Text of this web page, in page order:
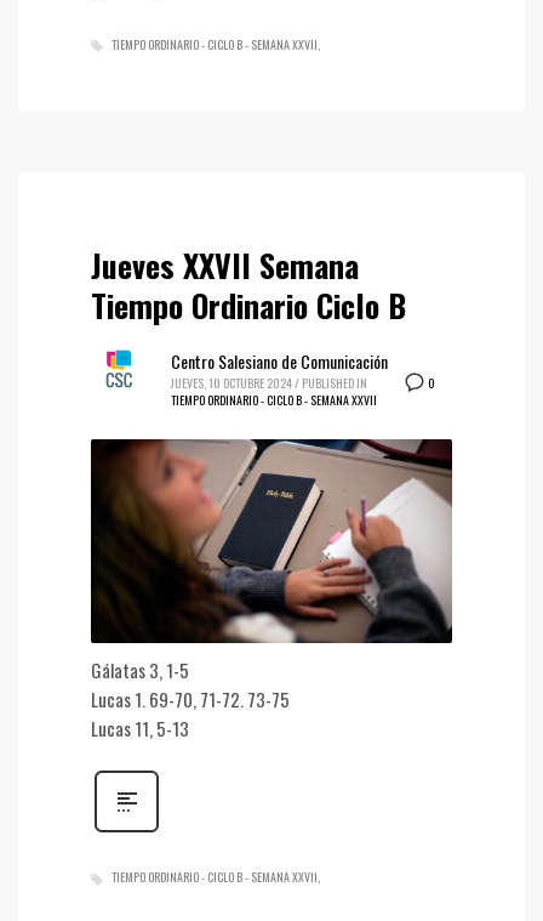
TIEMPO ORDINARIO - CICLO B - SEMANA XXVII
Jueves XXVII Semana
Tiempo Ordinario Ciclo B
0
Centro Salesiano de Comunicación
JUEVES, 10 OCTUBRE 2024/ PUBLISHED IN
TIEMPO ORDINARIO - CICLO B - SEMANA XXVII
Gálatas 3, 1-5
Lucas 1. 69-70, 71-72. 73-75
Lucas 11, 5-13
TIEMPO ORDINARIO - CICLO B - SEMANA XXVII